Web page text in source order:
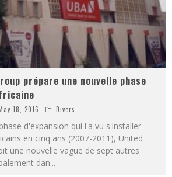
prépare une nouvelle phase
18, 2016 Divers
d'expansion qui l'a vu s'installer
en cinq ans (2007-2011), United
une nouvelle vague de sept autres
dan...